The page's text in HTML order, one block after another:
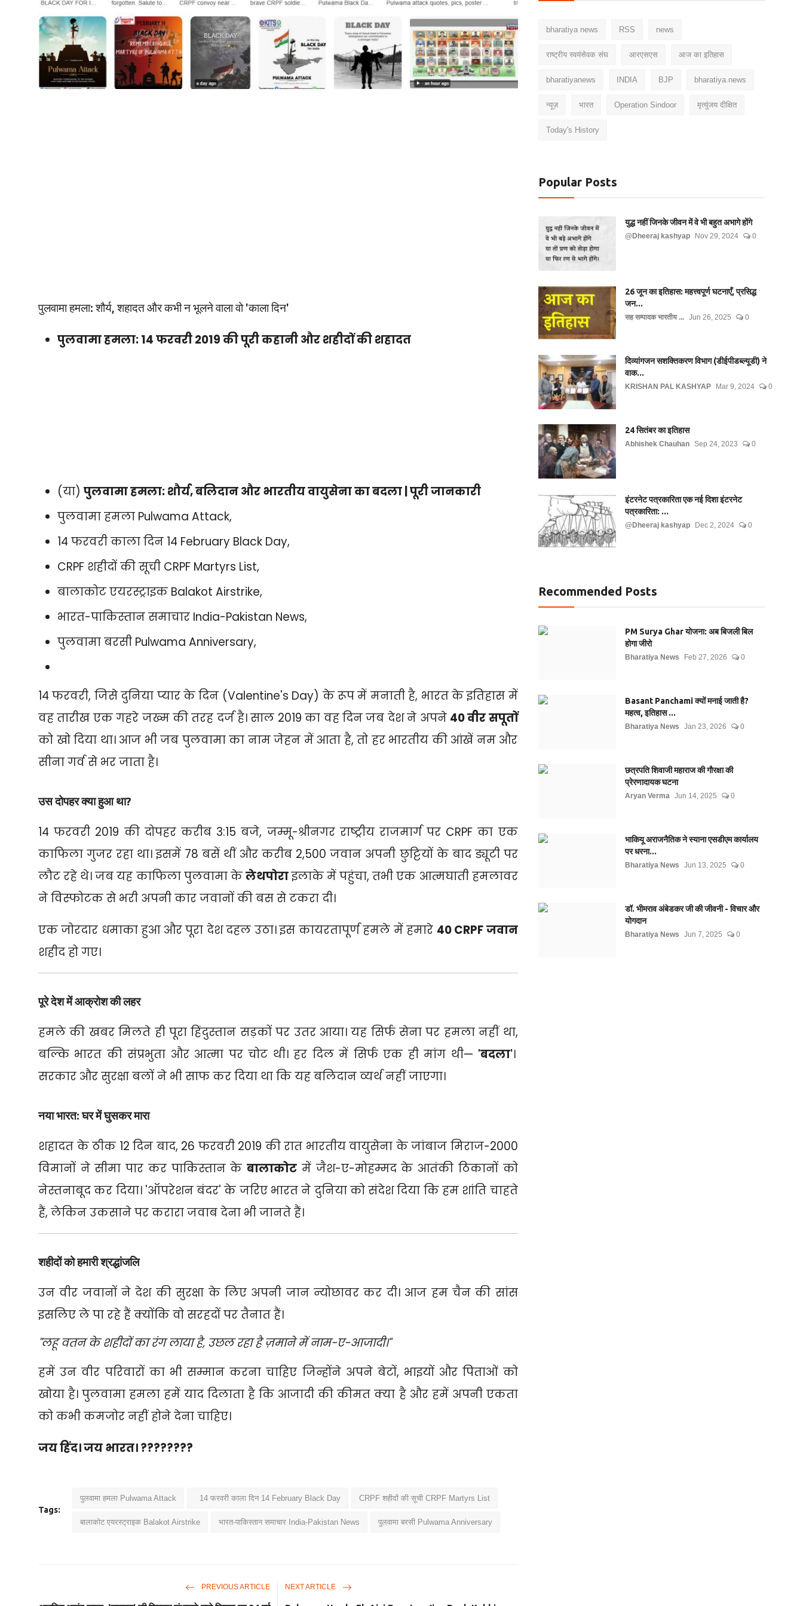
पुलवामा हमला: शौर्य, शहादत और कभी न भूलने वाला वो 'काला दिन'
पुलवामा हमला: 14 फरवरी 2019 की पूरी कहानी और शहीदों की शहादत
(या) पुलवामा हमला: शौर्य, बलिदान और भारतीय वायुसेना का बदला | पूरी जानकारी
पुलवामा हमला Pulwama Attack,
14 फरवरी काला दिन 14 February Black Day,
CRPF शहीदों की सूची CRPF Martyrs List,
बालाकोट एयरस्ट्राइक Balakot Airstrike,
भारत-पाकिस्तान समाचार India-Pakistan News,
पुलवामा बरसी Pulwama Anniversary,
14 फरवरी, जिसे दुनिया प्यार के दिन (Valentine's Day) के रूप में मनाती है, भारत के इतिहास में
वह तारीख एक गहरे जख्म की तरह दर्ज है। साल 2019 का वह दिन जब देश ने अपने 40 वीर सपूतों
को खो दिया था। आज भी जब पुलवामा का नाम जेहन में आता है, तो हर भारतीय की आंखें नम और
सीना गर्व से भर जाता है।
उस दोपहर क्या हुआ था?
14 फरवरी 2019 की दोपहर करीब 3:15 बजे, जम्मू-श्रीनगर राष्ट्रीय राजमार्ग पर CRPF का एक
काफिला गुजर रहा था। इसमें 78 बसें थीं और करीब 2,500 जवान अपनी छुट्टियों के बाद ड्यूटी पर
लौट रहे थे। जब यह काफिला पुलवामा केलेथपोराइलाके में पहुंचा, तभी एक आत्मघाती हमलावर
ने विस्फोटक से भरी अपनी कार जवानों की बस से टकरा दी।
एक जोरदार धमाका हुआ और पूरा देश दहल उठा। इस कायरतापूर्ण हमले में हमारे 40 CRPF जवान
शहीद हो गए।
पूरे देश में आक्रोश की लहर
हमले की खबर मिलते ही पूरा हिंदुस्तान सड़कों पर उतर आया। यह सिर्फ सेना पर हमला नहीं था,
बल्कि भारत की संप्रभुता और आत्मा पर चोट थी। हर दिल में सिर्फ एक ही मांग थी— 'बदला'।
सरकार और सुरक्षा बलों ने भी साफ कर दिया था कि यह बलिदान व्यर्थ नहीं जाएगा।
नया भारत: घर में घुसकर मारा
शहादत के ठीक 12 दिन बाद, 26 फरवरी 2019 की रात भारतीय वायुसेना के जांबाज मिराज-2000
विमानों ने सीमा पार कर पाकिस्तान केबालाकोट में जैश-ए-मोहम्मद के आतंकी ठिकानों को
नेस्तनाबूद कर दिया। 'ऑपरेशन बंदर' के जरिए भारत ने दुनिया को संदेश दिया कि हम शांति चाहते
हैं, लेकिन उकसाने पर करारा जवाब देना भी जानते हैं।
शहीदों को हमारी श्रद्धांजलि
उन वीर जवानों ने देश की सुरक्षा के लिए अपनी जान न्योछावर कर दी। आज हम चैन की सांस
इसलिए ले पा रहे हैं क्योंकि वो सरहदों पर तैनात हैं।
"लहू वतन के शहीदों का रंग लाया है, उछल रहा है ज़माने में नाम-ए-आजादी।"
हमें उन वीर परिवारों का भी सम्मान करना चाहिए जिन्होंने अपने बेटों, भाइयों और पिताओं को
खोया है। पुलवामा हमला हमें याद दिलाता है कि आजादी की कीमत क्या है और हमें अपनी एकता
को कभी कमजोर नहीं होने देना चाहिए।
जय हिंद। जय भारत। ????????
Tags:
पुलवामा हमला Pulwama Attack 14 फरवरी काला दिन 14 February Black Day CRPF शहीदों की सूची CRPF Martyrs List
बालाकोट एयरस्ट्राइक Balakot Airstrike भारत-पाकिस्तान समाचार India-Pakistan News पुलवामा बरसी Pulwama Anniversary
PREVIOUS ARTICLE NEXT ARTICLE
bharatiya news RSS news
राष्ट्रीय स्वयंसेवक संघ आरएसएस आज का इतिहास
bharatiyanews INDIA BJP bharatiya.news
न्यूज़ भारत Operation Sindoor मृत्युंजय दीक्षित
Today's History
Popular Posts
युद्ध नहीं जिनके जीवन में वे भी बहुत अभागे होंगे
@Dheeraj kashyap Nov 29, 2024 0
26 जून का इतिहास: महत्त्वपूर्ण घटनाएँ, प्रसिद्ध
जन...
सह सम्पादक भारतीय ... Jun 26, 2025 0
दिव्यांगजन सशक्तिकरण विभाग (डीईपीडब्ल्यूडी) ने
वाक...
KRISHAN PAL KASHYAP Mar 9, 2024 0
24 सितंबर का इतिहास
Abhishek Chauhan Sep 24, 2023 0
इंटरनेट पत्रकारिता एक नई दिशा इंटरनेट
पत्रकारिता: ...
@Dheeraj kashyap Dec 2, 2024 0
Recommended Posts
PM Surya Ghar योजना: अब बिजली बिल
होगा जीरो
Bharatiya News Feb 27, 2026 0
Basant Panchami क्यों मनाई जाती है?
महत्व, इतिहास ...
Bharatiya News Jan 23, 2026 0
छत्रपति शिवाजी महाराज की गौरक्षा की
प्रेरणादायक घटना
Aryan Verma Jun 14, 2025 0
भाकियू अराजनैतिक ने स्याना एसडीएम कार्यालय
पर धरना...
Bharatiya News Jun 13, 2025 0
डॉ. भीमराव अंबेडकर जी की जीवनी - विचार और
योगदान
Bharatiya News Jun 7, 2025 0